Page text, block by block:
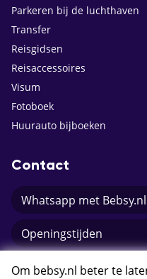
Parkeren bij de luchthaven
Transfer
Reisgidsen
Reisaccessoires
Visum
Fotoboek
Huurauto bijboeken
Contact
Whatsapp met Bebsy.nl
Openingstijden
E-mail Bebsy.nl
Om bebsy.nl beter te